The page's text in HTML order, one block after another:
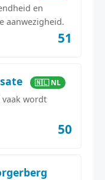
en
aanwezigheid.
51
🇳🇱 NL
wordt
50